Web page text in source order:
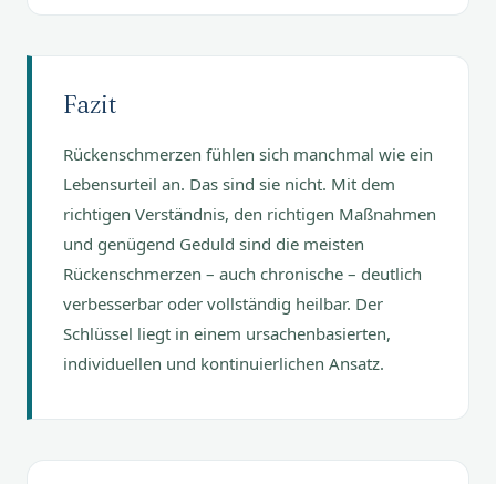
Fazit
Rückenschmerzen fühlen sich manchmal wie ein
Lebensurteil an. Das sind sie nicht. Mit dem
richtigen Verständnis, den richtigen Maßnahmen
und genügend Geduld sind die meisten
Rückenschmerzen – auch chronische – deutlich
verbesserbar oder vollständig heilbar. Der
Schlüssel liegt in einem ursachenbasierten,
individuellen und kontinuierlichen Ansatz.